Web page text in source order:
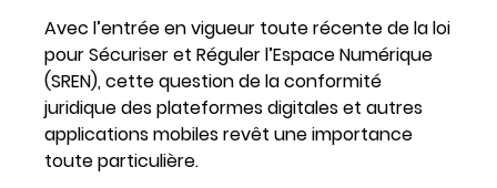
Avec l’entrée en vigueur toute récente de la loi
pour Sécuriser et Réguler l’Espace Numérique
(SREN), cette question de la conformité
juridique des plateformes digitales et autres
applications mobiles revêt une importance
toute particulière.